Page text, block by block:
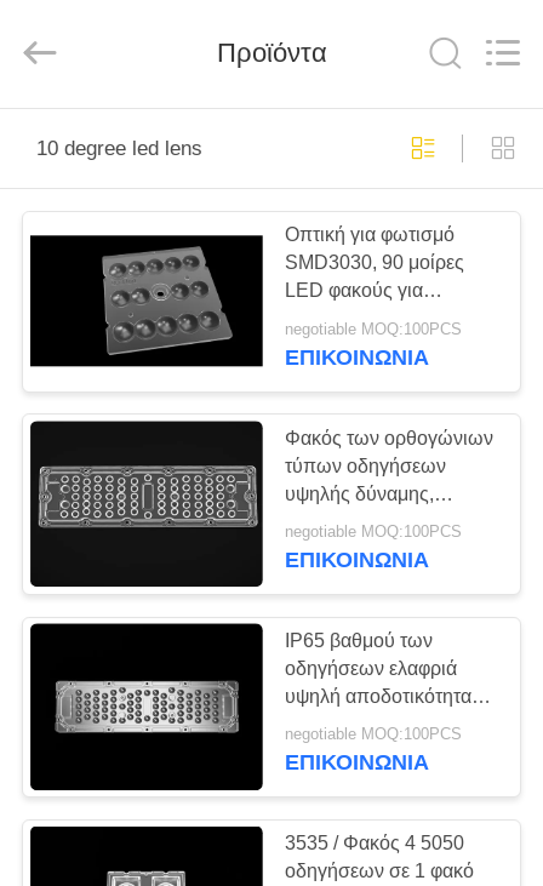
ΠΡΟΪΌΝΤΑ
ΣΧΕΤΙΚΆ
ΕΜΆΣ
ΕΠΙΣΚΈΨΕΙΣ
ΣΤΟ
ΕΡΓΟΣΤΆΣΙΟ
ΈΛΕΓΧΟΣ
ΠΟΙΌΤΗΤΑΣ
ΕΠΙΚΟΙΝΩΝΉΣΤΕ
ΜΑΣ
ΕΙΔΉΣΕΙΣ
Co.,
Reserved.
Προϊόντα
10 degree led lens
Οπτική για φωτισμό
SMD3030, 90 μοίρες
LED φακούς για
φωτισμό σήραγγας
negotiable MOQ:100PCS
ΕΠΙΚΟΙΝΩΝΊΑ
Φακός των ορθογώνιων
τύπων οδηγήσεων
υψηλής δύναμης,
ελαφρύς φακός κόλπων
60 οδηγήσεων βαθμού
negotiable MOQ:100PCS
ΕΠΙΚΟΙΝΩΝΊΑ
IP65 βαθμού των
οδηγήσεων ελαφριά
υψηλή αποδοτικότητα
συμμόρφωσης 93%
ουρανού φακών
negotiable MOQ:100PCS
ΕΠΙΚΟΙΝΩΝΊΑ
3535 / Φακός 4 5050
οδηγήσεων σε 1 φακό